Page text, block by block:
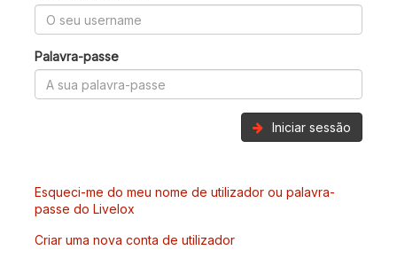
Palavra-passe
Iniciar sessão
Esqueci-me do meu nome de utilizador ou palavra-
passe do Livelox
Criar uma nova conta de utilizador